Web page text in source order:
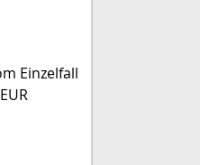
Einzelfall